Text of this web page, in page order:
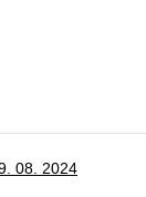
08. 2024